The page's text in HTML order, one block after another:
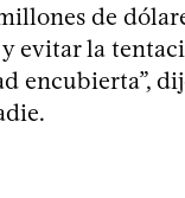
de
evitar la
encubierta”,